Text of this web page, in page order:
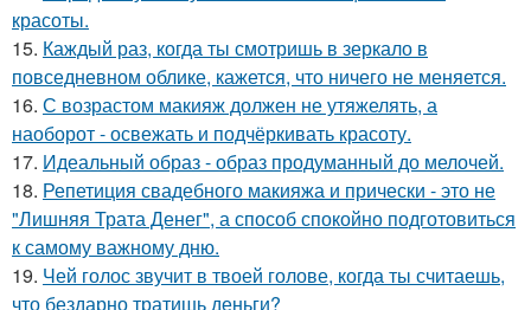
красоты.
15. Каждый раз, когда ты смотришь в зеркало в
повседневном облике, кажется, что ничего не меняется.
16. С возрастом макияж должен не утяжелять, а
наоборот - освежать и подчёркивать красоту.
17. Идеальный образ - образ продуманный до мелочей.
18. Репетиция свадебного макияжа и прически - это не
"Лишняя Трата Денег", а способ спокойно подготовиться
к самому важному дню.
19. Чей голос звучит в твоей голове, когда ты считаешь,
что бездарно тратишь деньги?